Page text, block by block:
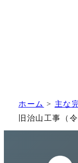
ホーム > 主な
旧治山工事（